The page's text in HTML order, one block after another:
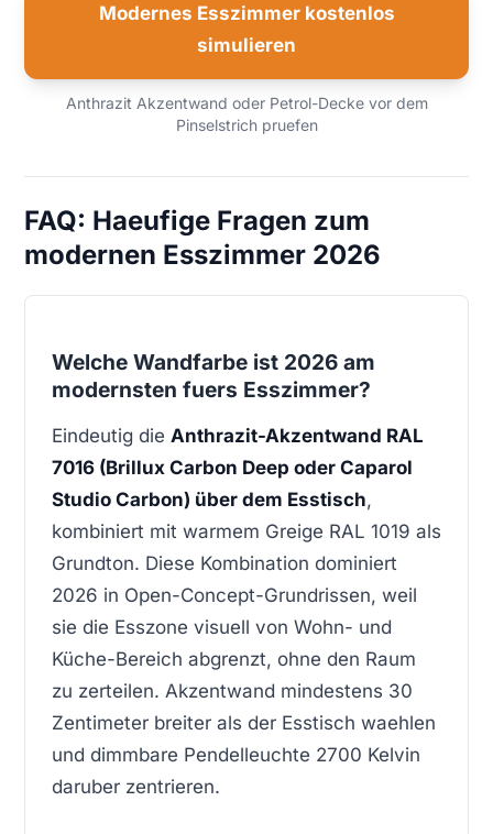
Modernes Esszimmer kostenlos
simulieren
Anthrazit Akzentwand oder Petrol-Decke vor dem
Pinselstrich pruefen
FAQ: Haeufige Fragen zum
modernen Esszimmer 2026
Welche Wandfarbe ist 2026 am
modernsten fuers Esszimmer?
Eindeutig die Anthrazit-Akzentwand RAL
7016 (Brillux Carbon Deep oder Caparol
Studio Carbon) über dem Esstisch,
kombiniert mit warmem Greige RAL 1019 als
Grundton. Diese Kombination dominiert
2026 in Open-Concept-Grundrissen, weil
sie die Esszone visuell von Wohn- und
Küche-Bereich abgrenzt, ohne den Raum
zu zerteilen. Akzentwand mindestens 30
Zentimeter breiter als der Esstisch waehlen
und dimmbare Pendelleuchte 2700 Kelvin
daruber zentrieren.